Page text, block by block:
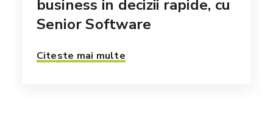
business in decizii rapide, cu
Senior Software
Citeste mai multe